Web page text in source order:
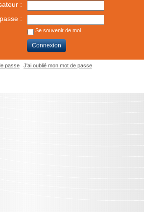
:
:
Se souvenir de moi
Connexion
passe J'ai oublié mon mot de passe